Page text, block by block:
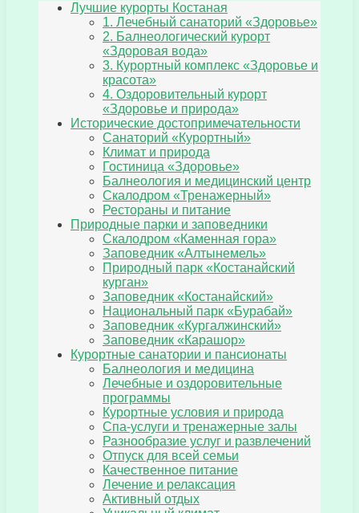
Лучшие курорты Костаная
1. Лечебный санаторий «Здоровье»
2. Балнеологический курорт
«Здоровая вода»
3. Курортный комплекс «Здоровье и
красота»
4. Оздоровительный курорт
«Здоровье и природа»
Исторические достопримечательности
Санаторий «Курортный»
Климат и природа
Гостиница «Здоровье»
Балнеология и медицинский центр
Скалодром «Тренажерный»
Рестораны и питание
Природные парки и заповедники
Скалодром «Каменная гора»
Заповедник «Алтынемель»
Природный парк «Костанайский
курган»
Заповедник «Костанайский»
Национальный парк «Бурабай»
Заповедник «Кургалжинский»
Заповедник «Карашор»
Курортные санатории и пансионаты
Балнеология и медицина
Лечебные и оздоровительные
программы
Курортные условия и природа
Спа-услуги и тренажерные залы
Разнообразие услуг и развлечений
Отпуск для всей семьи
Качественное питание
Лечение и релаксация
Активный отдых